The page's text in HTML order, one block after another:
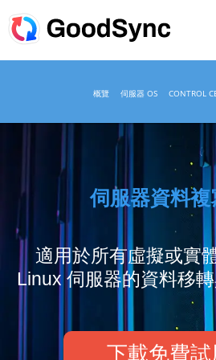
支援
下載
立即購買
概覽 伺服器 OS CONTROL
伺服器資料複
適用於所有虛擬或實
Linux 伺服器的資料移
下載免費試